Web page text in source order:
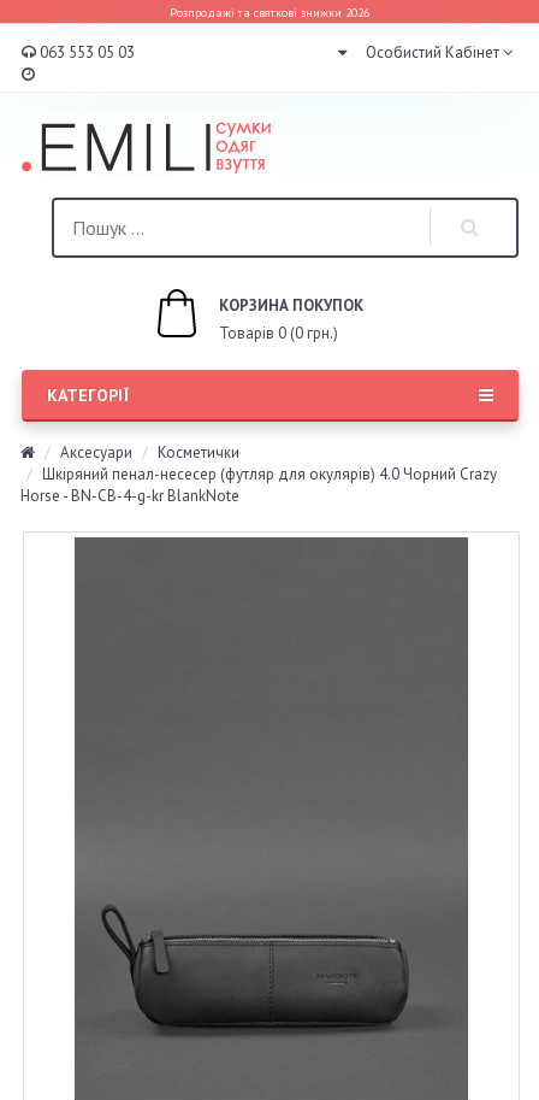
Розпродажі та святкові знижки 2026
063 553 05 03 Особистий Кабінет
КОРЗИНА ПОКУПОК
Товарів 0 (0 грн.)
КАТЕГОРІЇ
Аксесуари
Косметички
Шкіряний пенал-несесер (футляр для окулярів) 4.0 Чорний Crazy
Horse - BN-CB-4-g-kr BlankNote